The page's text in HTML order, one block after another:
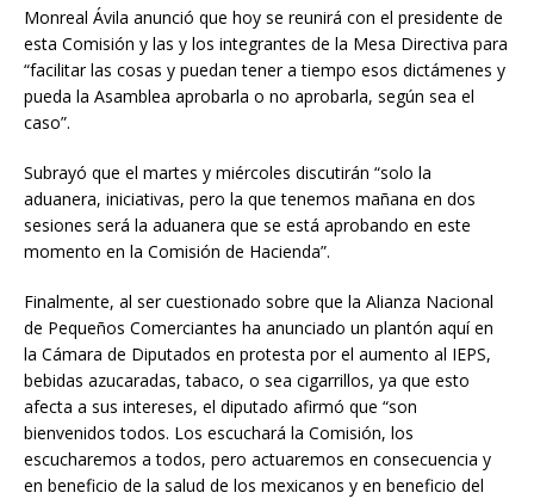
Monreal Ávila anunció que hoy se reunirá con el presidente de
esta Comisión y las y los integrantes de la Mesa Directiva para
“facilitar las cosas y puedan tener a tiempo esos dictámenes y
pueda la Asamblea aprobarla o no aprobarla, según sea el
caso”.
Subrayó que el martes y miércoles discutirán “solo la
aduanera, iniciativas, pero la que tenemos mañana en dos
sesiones será la aduanera que se está aprobando en este
momento en la Comisión de Hacienda”.
Finalmente, al ser cuestionado sobre que la Alianza Nacional
de Pequeños Comerciantes ha anunciado un plantón aquí en
la Cámara de Diputados en protesta por el aumento al IEPS,
bebidas azucaradas, tabaco, o sea cigarrillos, ya que esto
afecta a sus intereses, el diputado afirmó que “son
bienvenidos todos. Los escuchará la Comisión, los
escucharemos a todos, pero actuaremos en consecuencia y
en beneficio de la salud de los mexicanos y en beneficio del